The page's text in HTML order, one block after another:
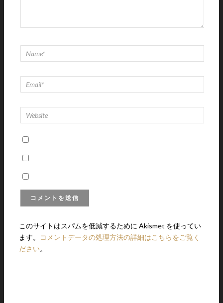
このサイトはスパムを低減するために Akismet を使ってい
ます。
コメントデータの処理方法の詳細はこちらをご覧く
ださい。